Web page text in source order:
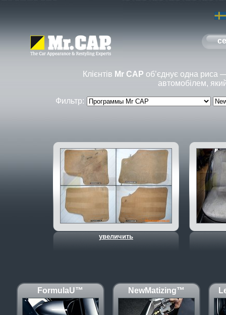
Клієнтів Mr CAP об’єднує одна риса
автомобілем,
Фильтр:
увеличить
FormulaU™ NewMatizing™